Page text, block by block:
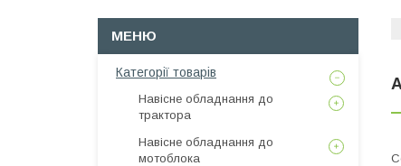
Категорії товарів
Навісне обладнання до
трактора
Навісне обладнання до
мотоблока